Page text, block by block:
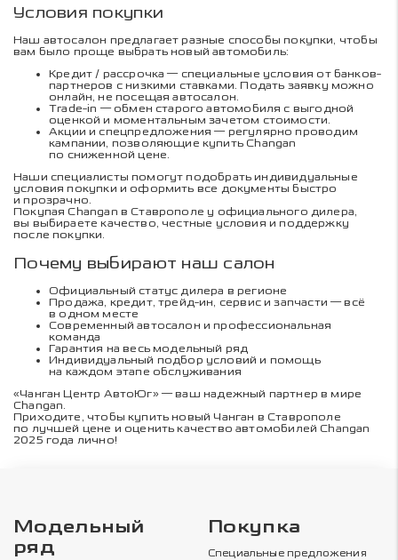
Условия покупки
Наш автосалон предлагает разные способы покупки, чтобы
вам было проще выбрать новый автомобиль:
Кредит / рассрочка — специальные условия от банков-
партнеров с низкими ставками. Подать заявку можно
онлайн, не посещая автосалон.
Trade-in — обмен старого автомобиля с выгодной
оценкой и моментальным зачетом стоимости.
Акции и спецпредложения — регулярно проводим
кампании, позволяющие купить Changan
по сниженной цене.
Наши специалисты помогут подобрать индивидуальные
условия покупки и оформить все документы быстро
и прозрачно.
Покупая Changan в Ставрополе у официального дилера,
вы выбираете качество, честные условия и поддержку
после покупки.
Почему выбирают наш салон
Официальный статус дилера в регионе
Продажа, кредит, трейд-ин, сервис и запчасти — всё
в одном месте
Современный автосалон и профессиональная
команда
Гарантия на весь модельный ряд
Индивидуальный подбор условий и помощь
на каждом этапе обслуживания
«Чанган Центр АвтоЮг» — ваш надежный партнер в мире
Changan.
Приходите, чтобы купить новый Чанган в Ставрополе
по лучшей цене и оценить качество автомобилей Changan
2025 года лично!
Модельный
ряд
Покупка
Специальные предложения